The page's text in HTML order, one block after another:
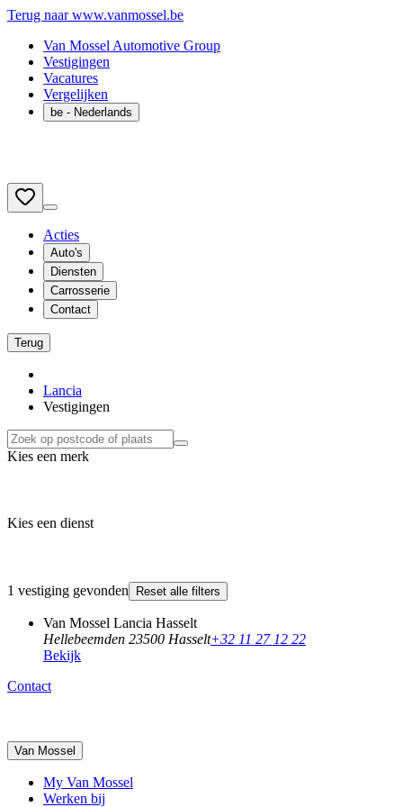
Terug naar www.vanmossel.be
Van Mossel Automotive Group
Vestigingen
Vacatures
Vergelijken
be - Nederlands
Acties
Auto's
Diensten
Carrosserie
Contact
Terug
Lancia
Vestigingen
Kies een merk
Kies een dienst
1 vestiging gevonden Reset alle filters
Van Mossel Lancia Hasselt
Hellebeemden 23500 Hasselt+32 11 27 12 22
Bekijk
Contact
Van Mossel
My Van Mossel
Werken bij